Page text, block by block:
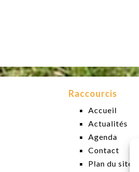
Raccourcis
Accueil
Actualités
Agenda
Contact
Plan du site